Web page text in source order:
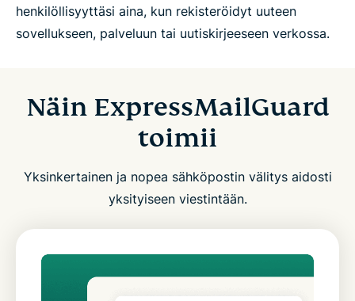
henkilöllisyyttäsi aina, kun rekisteröidyt uuteen
sovellukseen, palveluun tai uutiskirjeeseen verkossa.
Näin ExpressMailGuard
toimii
Yksinkertainen ja nopea sähköpostin välitys aidosti
yksityiseen viestintään.